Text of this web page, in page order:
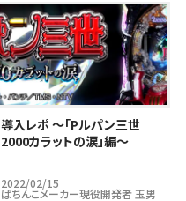
導入レポ ～「Pルパン三世
2000カラットの涙」編～
2022/02/15
ぱちんこメーカー現役開発者 玉男